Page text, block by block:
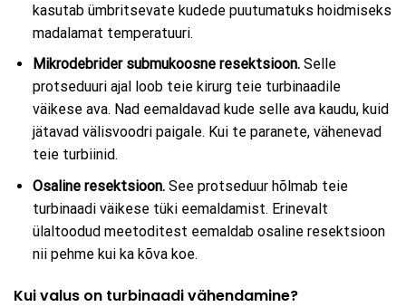
kasutab ümbritsevate kudede puutumatuks hoidmiseks
madalamat temperatuuri.
Mikrodebrider submukoosne resektsioon. Selle
protseduuri ajal loob teie kirurg teie turbinaadile
väikese ava. Nad eemaldavad kude selle ava kaudu, kuid
jätavad välisvoodri paigale. Kui te paranete, vähenevad
teie turbiinid.
Osaline resektsioon. See protseduur hõlmab teie
turbinaadi väikese tüki eemaldamist. Erinevalt
ülaltoodud meetoditest eemaldab osaline resektsioon
nii pehme kui ka kõva koe.
Kui valus on turbinaadi vähendamine?